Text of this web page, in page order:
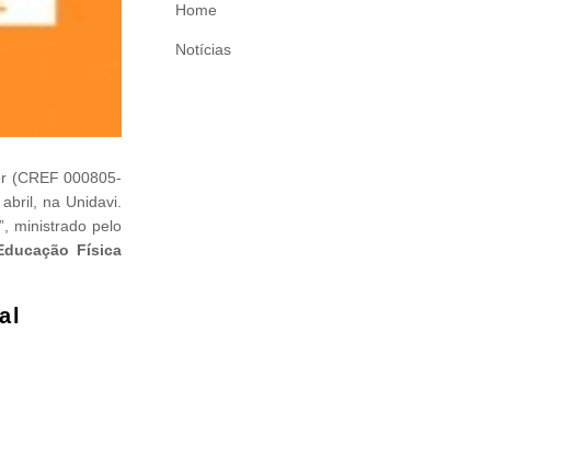
(CREF 000805-
na Unidavi.
ministrado pelo
Física
Home
Notícias